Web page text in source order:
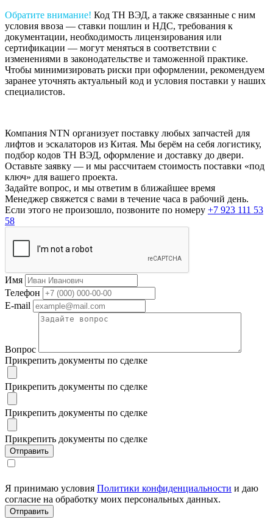
Обратите внимание! Код ТН ВЭД, а также связанные с ним
условия ввоза — ставки пошлин и НДС, требования к
документации, необходимость лицензирования или
сертификации — могут меняться в соответствии с
изменениями в законодательстве и таможенной практике.
Чтобы минимизировать риски при оформлении, рекомендуем
заранее уточнять актуальный код и условия поставки у наших
специалистов.
Компания NTN организует поставку любых запчастей для
лифтов и эскалаторов из Китая. Мы берём на себя логистику,
подбор кодов ТН ВЭД, оформление и доставку до двери.
Оставьте заявку — и мы рассчитаем стоимость поставки «под
ключ» для вашего проекта.
Задайте вопрос, и мы ответим в ближайшее время
Менеджер свяжется с вами в течение часа в рабочий день.
Если этого не произошло, позвоните по номеру +7 923 111 53
58
Имя
Телефон
E-mail
Вопрос
Прикрепить документы по сделке
Прикрепить документы по сделке
Прикрепить документы по сделке
Прикрепить документы по сделке
Я принимаю условия Политики конфиденциальности и даю
согласие на обработку моих персональных данных.